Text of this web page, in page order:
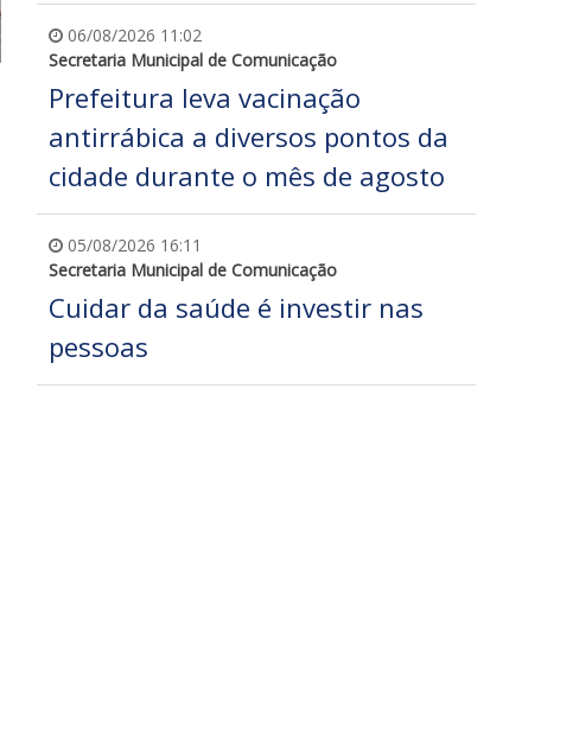
06/08/2026 11:02
Secretaria Municipal de Comunicação
Prefeitura leva vacinação
antirrábica a diversos pontos da
cidade durante o mês de agosto
05/08/2026 16:11
Secretaria Municipal de Comunicação
Cuidar da saúde é investir nas
pessoas